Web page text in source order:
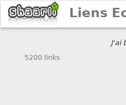
Liens
J'ai
5200 links